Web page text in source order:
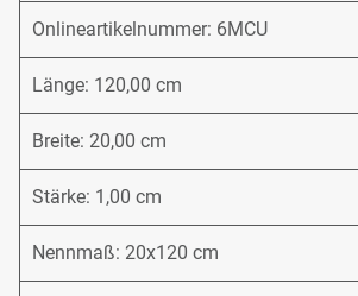
Onlineartikelnummer: 6MCU
Länge: 120,00 cm
Breite: 20,00 cm
Stärke: 1,00 cm
Nennmaß: 20x120 cm